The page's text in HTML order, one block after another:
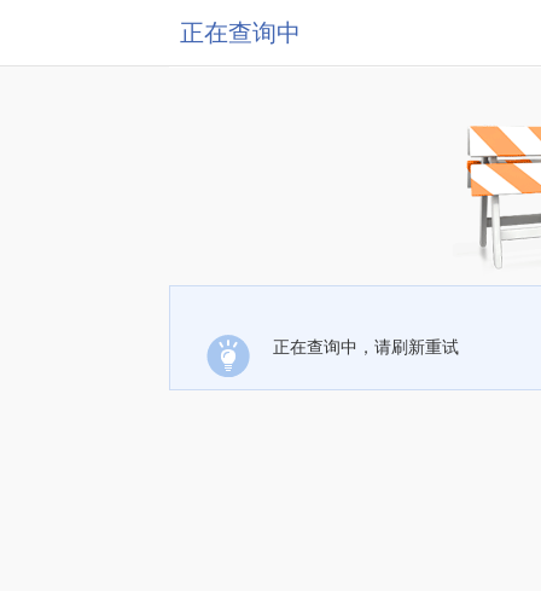
正在查询中
正在查询中，请刷新重试